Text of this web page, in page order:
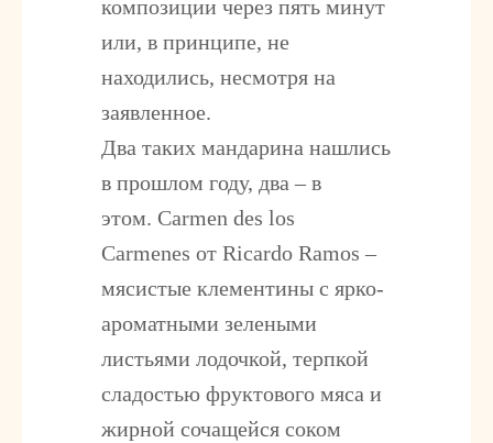
композиции через пять минут
или, в принципе, не
находились, несмотря на
заявленное.
Два таких мандарина нашлись
в прошлом году, два – в
этом. Carmen des los
Carmenes от Ricardo Ramos –
мясистые клементины с ярко-
ароматными зелеными
листьями лодочкой, терпкой
сладостью фруктового мяса и
жирной сочащейся соком